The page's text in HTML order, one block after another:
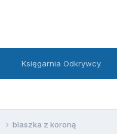
Księgarnia Odkrywcy
blaszka z koroną